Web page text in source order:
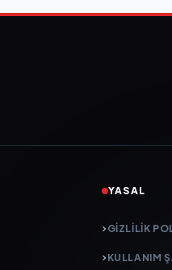
YASAL
GIZLILIK
KULLANIM